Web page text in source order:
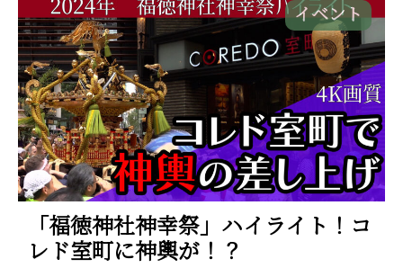
イベント
「福徳神社神幸祭」ハイライト！コ
レド室町に神輿が！？